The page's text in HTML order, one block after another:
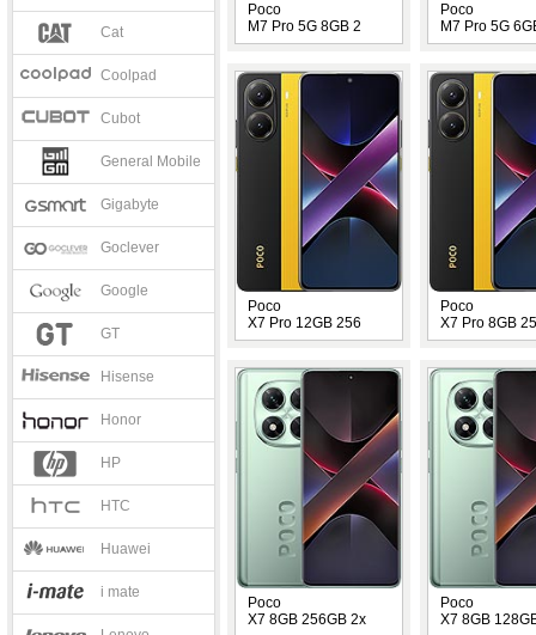
Cat
Coolpad
Cubot
General Mobile
Gigabyte
Goclever
Google
GT
Hisense
Honor
HP
HTC
Huawei
i mate
Poco
M7 Pro 5G 8GB 2
Poco
M7 Pro 5G
Poco
X7 Pro 12GB 256
Poco
X7 Pro 8GB
Poco
X7 8GB 256GB 2x
Poco
X7 8GB